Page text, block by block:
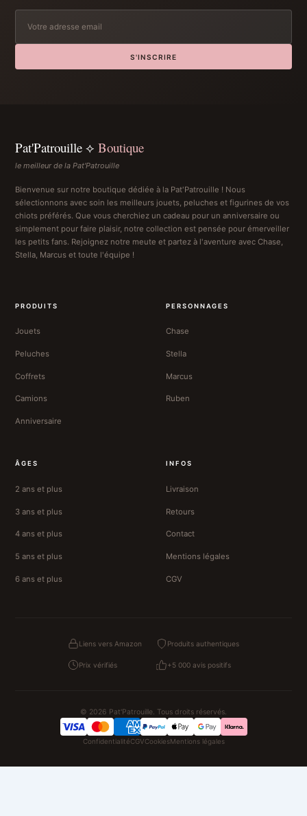
S'INSCRIRE
Pat'Patrouille ⟡ Boutique
le meilleur de la Pat'Patrouille
Bienvenue sur notre boutique dédiée à la Pat'Patrouille ! Nous
sélectionnons avec soin les meilleurs jouets, peluches et figurines de vos
chiots préférés. Que vous cherchiez un cadeau pour un anniversaire ou
simplement pour faire plaisir, notre collection est pensée pour émerveiller
les petits fans. Rejoignez notre meute et partez à l'aventure avec Chase,
Stella, Marcus et toute l'équipe !
PRODUITS
Jouets
Peluches
Coffrets
Camions
Anniversaire
PERSONNAGES
Chase
Stella
Marcus
Ruben
ÂGES
2 ans et plus
3 ans et plus
4 ans et plus
5 ans et plus
6 ans et plus
INFOS
Livraison
Retours
Contact
Mentions légales
CGV
Liens vers Amazon Produits authentiques
Prix vérifiés +5 000 avis positifs
© 2026 Pat'Patrouille. Tous droits réservés.
ConfidentialitéCGVCookiesMentions légales